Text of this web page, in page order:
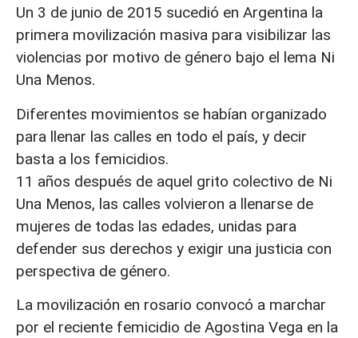
Un 3 de junio de 2015 sucedió en Argentina la
primera movilización masiva para visibilizar las
violencias por motivo de género bajo el lema Ni
Una Menos.
Diferentes movimientos se habían organizado
para llenar las calles en todo el país, y decir
basta a los femicidios.
11 años después de aquel grito colectivo de Ni
Una Menos, las calles volvieron a llenarse de
mujeres de todas las edades, unidas para
defender sus derechos y exigir una justicia con
perspectiva de género.
La movilización en rosario convocó a marchar
por el reciente femicidio de Agostina Vega en la